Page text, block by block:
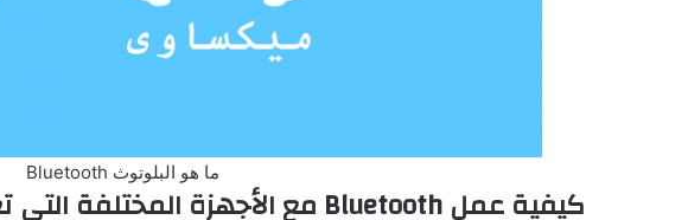
ما هو البلوتوث Bluetooth
كيفية عمل Bluetooth مع الأجهزة المختلفة التي تعمل بهذه التقنية